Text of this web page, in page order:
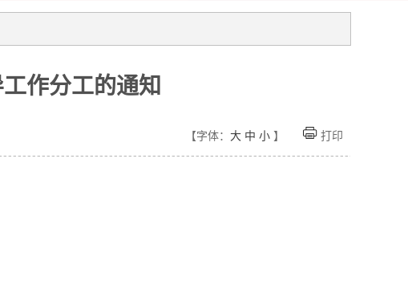
作分工的通知
【字体： 大 中 小 】 打印